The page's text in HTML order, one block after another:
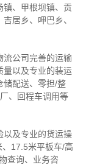
镇、甲根坝镇、贡
居乡、呷巴乡、
流公司完善的运输
量以及专业的装运
储配送、零担/整
、回程车调用等
以及专业的货运操
17.5米平板车/高
查询、业务咨